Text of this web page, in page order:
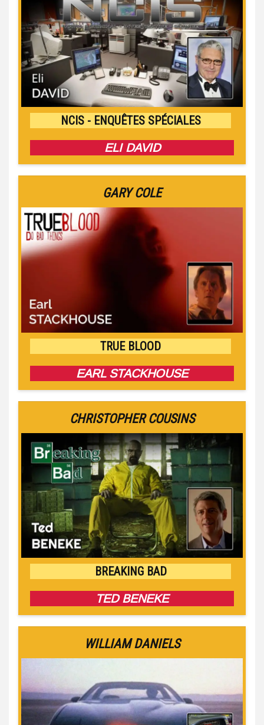
NCIS - ENQUÊTES SPÉCIALES
ELI DAVID
GARY COLE
TRUE BLOOD
EARL STACKHOUSE
CHRISTOPHER COUSINS
BREAKING BAD
TED BENEKE
WILLIAM DANIELS